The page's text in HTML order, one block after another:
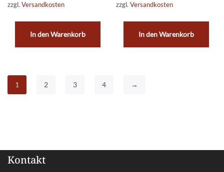
zzgl. Versandkosten
In den Warenkorb
zzgl.Versandkosten
In den Warenkorb
1 2 3 4 →
Kontakt